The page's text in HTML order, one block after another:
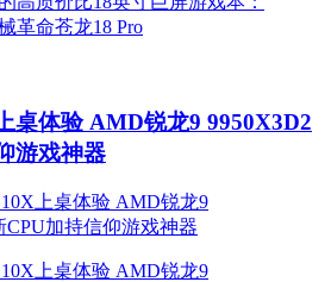
桌体验 AMD锐龙9 9950X3D2
游戏神器